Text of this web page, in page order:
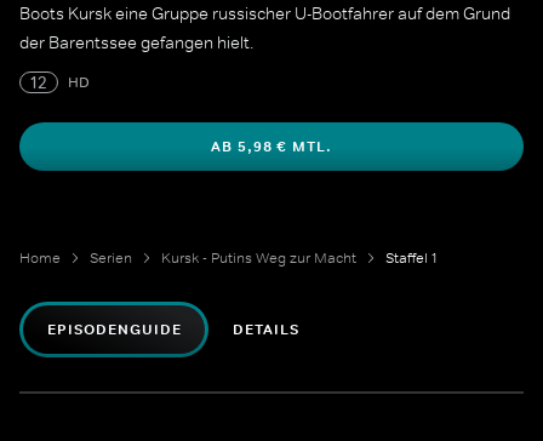
Boots Kursk eine Gruppe russischer U-Bootfahrer auf dem Grund
der Barentssee gefangen hielt.
12
HD
AB 5,98 € MTL.
Home Serien Kursk - Putins Weg zur Macht Staffel 1
EPISODENGUIDE DETAILS